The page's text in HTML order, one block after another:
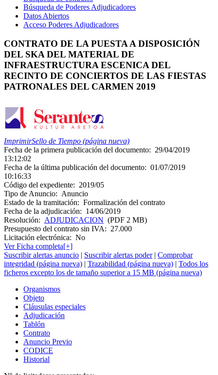
Búsqueda de Poderes Adjudicadores
Datos Abiertos
Acceso Poderes Adjudicadores
CONTRATO DE LA PUESTA A DISPOSICIÓN
DEL SKA DEL MATERIAL DE
INFRAESTRUCTURA ESCENICA DEL
RECINTO DE CONCIERTOS DE LAS FIESTAS
PATRONALES DEL CARMEN 2019
ImprimirSello de Tiempo (página nueva)
Fecha de la primera publicación del documento: 29/04/2019
13:12:02
Fecha de la última publicación del documento: 01/07/2019
10:16:33
Código del expediente: 2019/05
Tipo de Anuncio: Anuncio
Estado de la tramitación: Formalización del contrato
Fecha de la adjudicación: 14/06/2019
Resolución: ADJUDICACION (PDF 2 MB)
Presupuesto del contrato sin IVA: 27.000
Licitación electrónica: No
Ver Ficha completa[+]
Suscribir alertas anuncio | Suscribir alertas poder| Comprobar
integridad (página nueva) | Trazabilidad (página nueva) | Todos los
ficheros excepto los de tamaño superior a 15 MB (página nueva)
Organismos
Objeto
Cláusulas especiales
Adjudicación
Tablón
Contrato
Anuncio Previo
CODICE
Historial